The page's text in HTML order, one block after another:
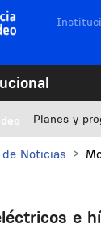
Planes y
Noticias
e